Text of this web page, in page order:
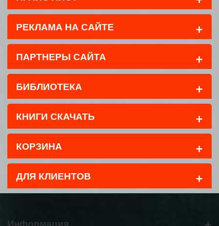
РЕКЛАМА НА САЙТЕ +
ПАРТНЕРЫ САЙТА +
БИБЛИОТЕКА +
КНИГИ СКАЧАТЬ +
КОРЗИНА +
ДЛЯ КЛИЕНТОВ +
Информация